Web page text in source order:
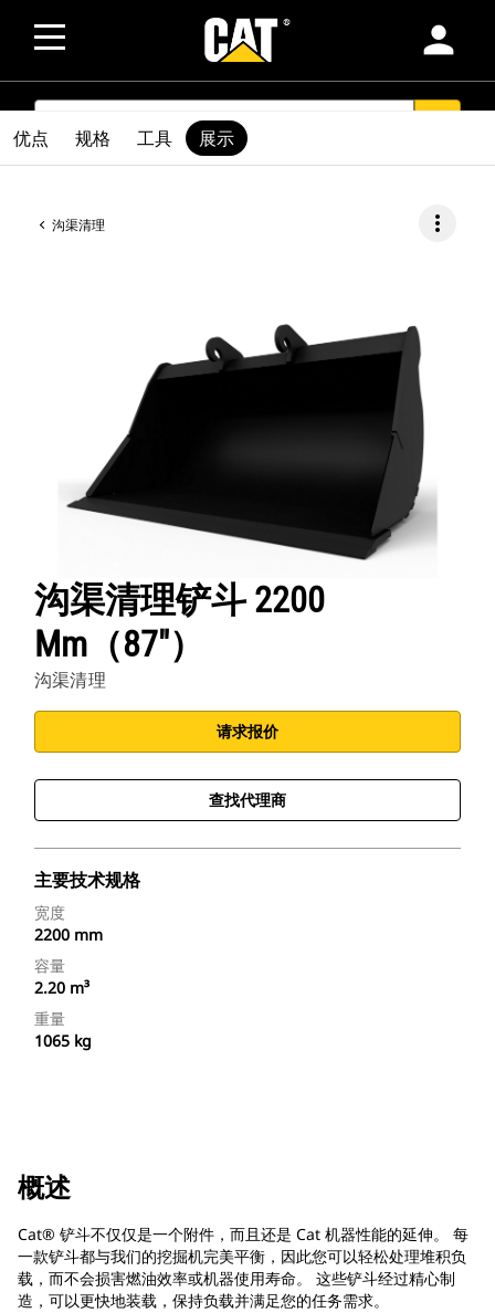
person
SEARCH
沟渠清理 more_vert
沟渠清理铲斗 2200
Mm（87"）
沟渠清理
请求报价
查找代理商
主要技术规格
宽度
2200 mm
容量
2.20 m³
重量
1065 kg
优点 规格 工具 展示
概述
Cat® 铲斗不仅仅是一个附件，而且还是 Cat 机器性能的延伸。 每
一款铲斗都与我们的挖掘机完美平衡，因此您可以轻松处理堆积负
载，而不会损害燃油效率或机器使用寿命。 这些铲斗经过精心制
造，可以更快地装载，保持负载并满足您的任务需求。